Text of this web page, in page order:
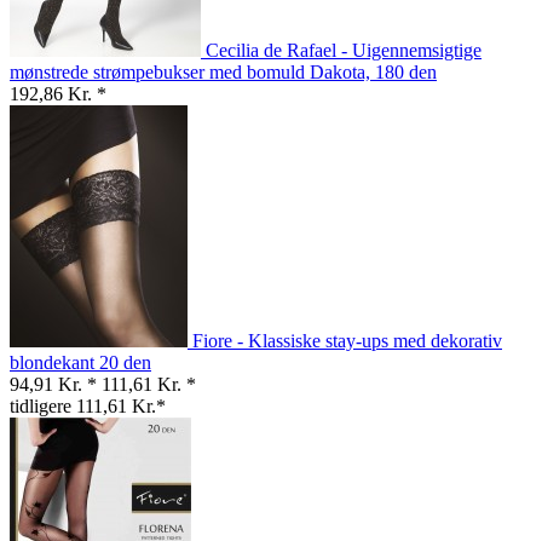
Cecilia de Rafael - Uigennemsigtige
mønstrede strømpebukser med bomuld Dakota, 180 den
192,86 Kr. *
Fiore - Klassiske stay-ups med dekorativ
blondekant 20 den
94,91 Kr. * 111,61 Kr. *
tidligere 111,61 Kr.*